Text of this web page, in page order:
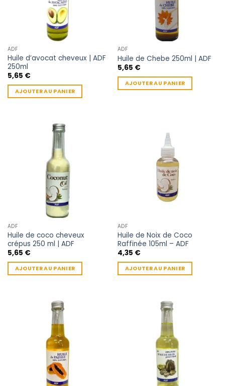
ADF
Huile d’avocat cheveux | ADF
250ml
5,65 €
AJOUTER AU PANIER
ADF
Huile de Chebe 250ml | ADF
5,65 €
AJOUTER AU PANIER
ADF
Huile de coco cheveux
crépus 250 ml | ADF
5,65 €
AJOUTER AU PANIER
ADF
Huile de Noix de Coco
Raffinée 105ml – ADF
4,35 €
AJOUTER AU PANIER